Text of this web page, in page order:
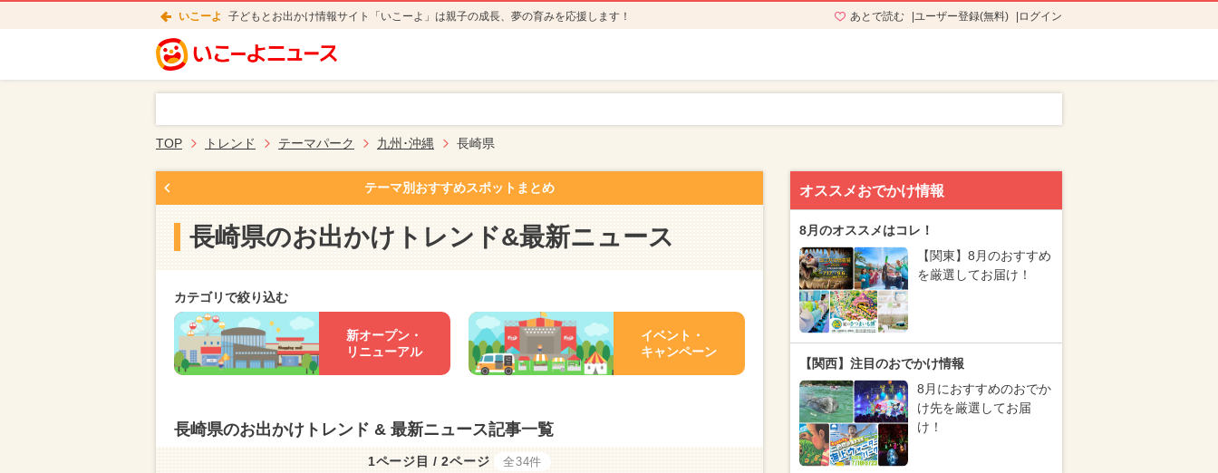
いこーよ 子どもとお出かけ情報サイト「いこーよ」は親子の成長、夢の育みを応援します！ あとで読む ユーザー登録(無料) ログイン
TOP トレンド テーマパーク 九州･沖縄 長崎県
テーマ別おすすめスポットまとめ
長崎県のお出かけトレンド&最新ニュース
カテゴリで絞り込む
新オープン・
リニューアル
イベント・
キャンペーン
長崎県のお出かけトレンド & 最新ニュース記事一覧
1ページ目 / 2ページ 全34件
オススメおでかけ情報
8月のオススメはコレ！
【関東】8月のおすすめ
を厳選してお届け！
【関西】注目のおでかけ情報
8月におすすめのおでか
け先を厳選してお届
け！